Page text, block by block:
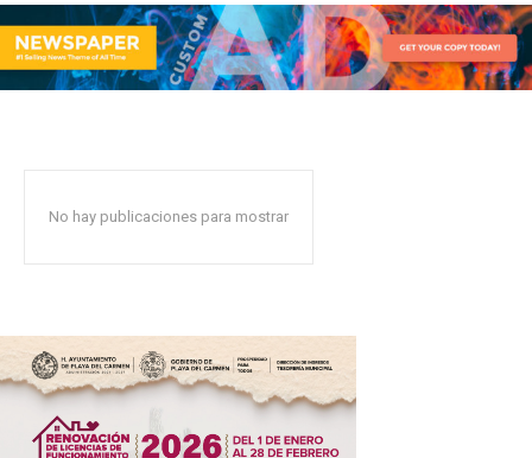
No hay publicaciones para mostrar